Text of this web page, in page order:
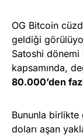
OG Bitcoin
geldiği
Satoshi dönemi
kapsamında,
80.000’den
Bununla
doları aşan